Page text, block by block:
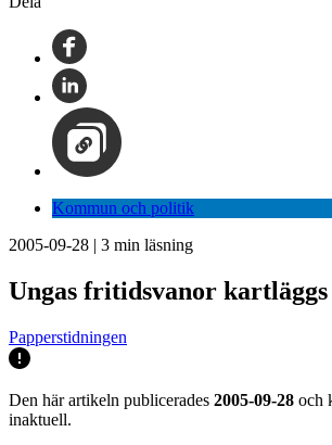
Kommun och politik
2005-09-28 | 3 min läsning
Ungas fritidsvanor kartläggs
Papperstidningen
Den här artikeln publicerades 2005-09-28 och
inaktuell.